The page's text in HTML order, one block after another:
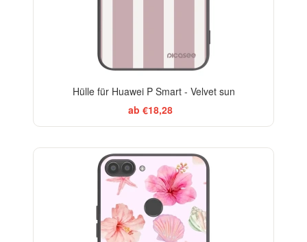
Hülle für Huawei P Smart - Velvet sun
ab €18,28